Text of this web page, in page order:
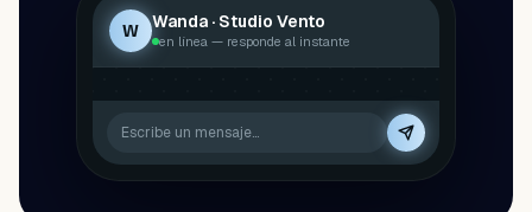
W Wanda · Studio Vento
en línea — responde al instante
Escribe un mensaje…